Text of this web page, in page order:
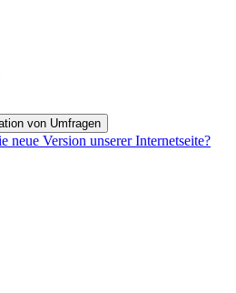
von Umfragen
neue Version unserer Internetseite?